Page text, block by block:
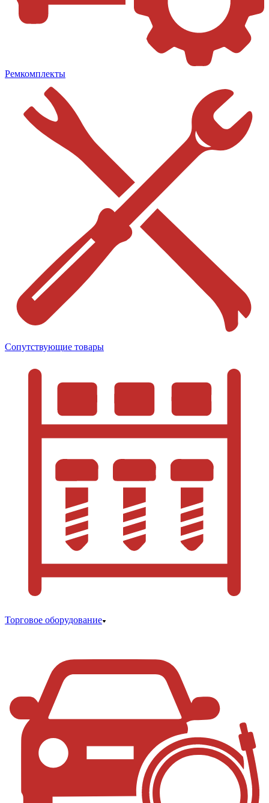
Ремкомплекты
Сопутствующие товары
Торговое оборудование